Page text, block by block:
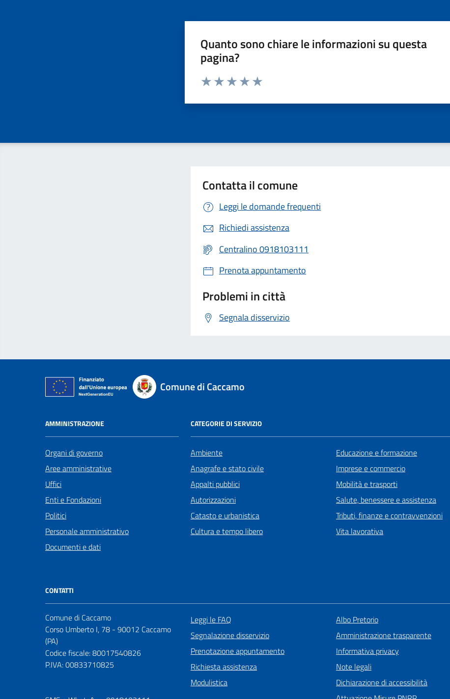
Quanto sono chiare le informazioni su questa
pagina?
Contatta il comune
Leggi le domande frequenti
Richiedi assistenza
Centralino 0918103111
Prenota appuntamento
Problemi in città
Segnala disservizio
Comune di Caccamo
AMMINISTRAZIONE
Organi di governo
Aree amministrative
Uffici
Enti e Fondazioni
Politici
Personale amministrativo
Documenti e dati
CATEGORIE DI SERVIZIO
Ambiente
Anagrafe e stato civile
Appalti pubblici
Autorizzazioni
Catasto e urbanistica
Cultura e tempo libero
Educazione e formazione
Imprese e commercio
Mobilità e trasporti
Salute, benessere e assistenza
Tributi, finanze e contravvenzioni
Vita lavorativa
CONTATTI
Comune di Caccamo
Corso Umberto I, 78 - 90012 Caccamo
(PA)
Codice fiscale: 80017540826
P.IVA: 00833710825
Leggi le FAQ
Segnalazione disservizio
Prenotazione appuntamento
Richiesta assistenza
Modulistica
Albo Pretorio
Amministrazione trasparente
Informativa privacy
Note legali
Dichiarazione di accessibilità